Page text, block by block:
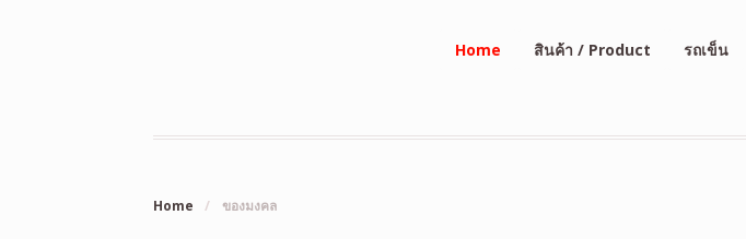
Home สินค้า / Product รถเข็น
Home / ของมงคล